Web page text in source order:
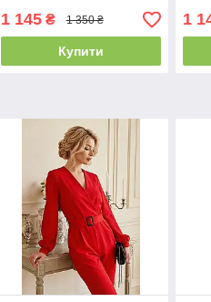
1 145₴ 1 350 ₴
Купити
1